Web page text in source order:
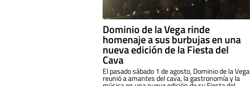
Dominio de la Vega rinde
homenaje a sus burbujas en una
nueva edición de la Fiesta del
Cava
El pasado sábado 1 de agosto, Dominio de la Vega
reunió a amantes del cava, la gastronomía y la